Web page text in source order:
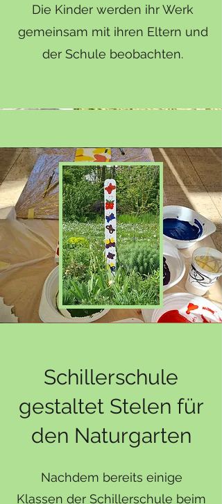
Die Kinder werden ihr Werk
gemeinsam mit ihren Eltern und
der Schule beobachten.
Schillerschule
gestaltet Stelen für
den Naturgarten
Nachdem bereits einige
Klassen der Schillerschule beim